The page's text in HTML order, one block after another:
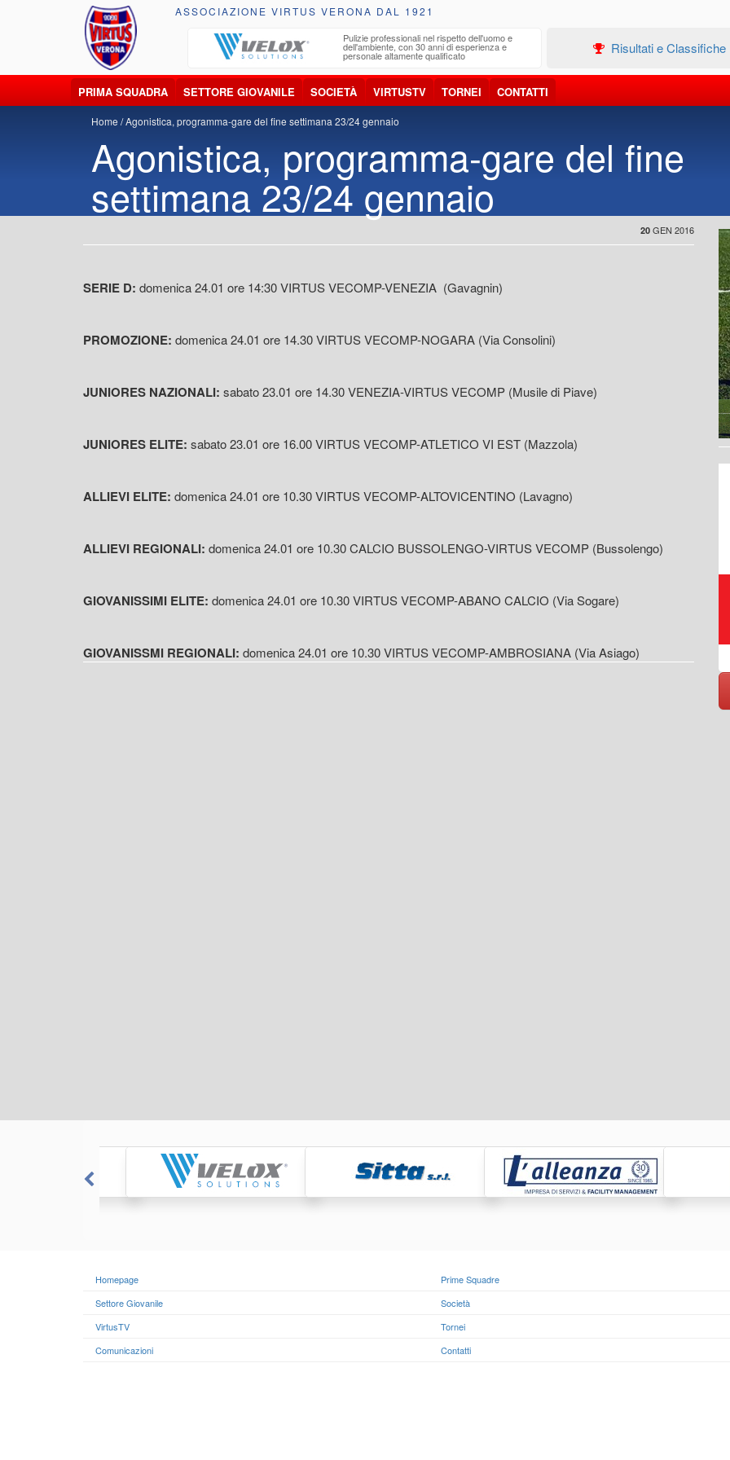
ASSOCIAZIONE VIRTUS VERONA DAL 1921
trasporto, smaltimento e recupero di Pulizie professionali nel rispetto dell'uomo e
dell'ambiente, con 30 anni di esperienza e
personale altamente qualificato Risultati e Classifiche
PRIMA SQUADRA SETTORE GIOVANILE SOCIETÀ VIRTUSTV TORNEI CONTATTI
Home Agonistica, programma-gare del fine settimana 23/24 gennaio
Agonistica, programma-gare del fine
settimana 23/24 gennaio
20 GEN 2016
SERIE D: domenica 24.01 ore 14:30 VIRTUS VECOMP-VENEZIA (Gavagnin)
PROMOZIONE: domenica 24.01 ore 14.30 VIRTUS VECOMP-NOGARA (Via Consolini)
JUNIORES NAZIONALI: sabato 23.01 ore 14.30 VENEZIA-VIRTUS VECOMP (Musile di Piave)
JUNIORES ELITE: sabato 23.01 ore 16.00 VIRTUS VECOMP-ATLETICO VI EST (Mazzola)
ALLIEVI ELITE: domenica 24.01 ore 10.30 VIRTUS VECOMP-ALTOVICENTINO (Lavagno)
ALLIEVI REGIONALI: domenica 24.01 ore 10.30 CALCIO BUSSOLENGO-VIRTUS VECOMP (Bussolengo)
GIOVANISSIMI ELITE: domenica 24.01 ore 10.30 VIRTUS VECOMP-ABANO CALCIO (Via Sogare)
GIOVANISSMI REGIONALI: domenica 24.01 ore 10.30 VIRTUS VECOMP-AMBROSIANA (Via Asiago)
Raccolta, trasporto,
https://www.eversrl.it - +39 045 513362
Homepage
Prime Squadre
Settore Giovanile
Società
VirtusTV
Tornei
Comunicazioni
Contatti